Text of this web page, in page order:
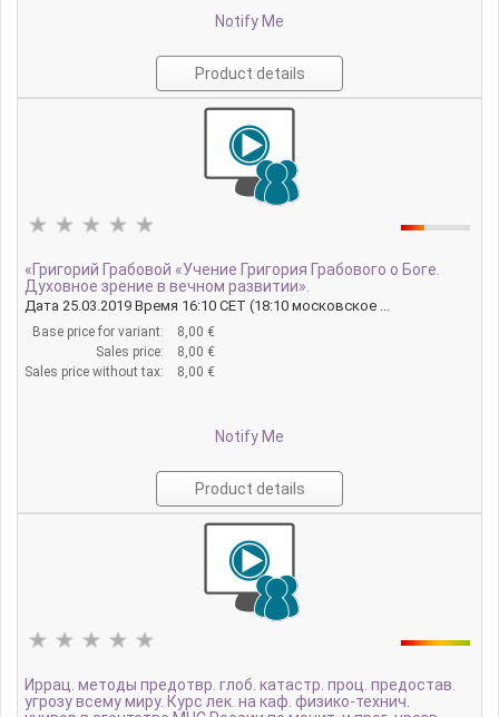
Notify Me
Product details
«Григорий Грабовой «Учение Григория Грабового о Боге.
Духовное зрение в вечном развитии».
Дата 25.03.2019 Время 16:10 CET (18:10 московское ...
Base price for variant:
8,00 €
Sales price:
8,00 €
Sales price without tax:
8,00 €
Notify Me
Product details
Иррац. методы предотвр. глоб. катастр. проц. предостав.
угрозу всему миру. Курс лек. на каф. физико-технич.